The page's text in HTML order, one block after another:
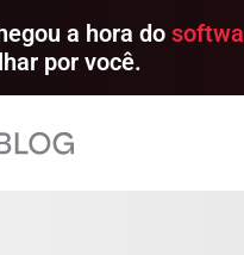
a hora do
por você.